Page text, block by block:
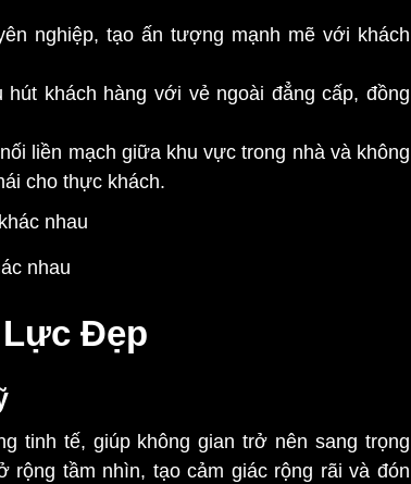
nghiệp, tạo ấn tượng mạnh mẽ với khách
hút khách hàng với vẻ ngoài đẳng cấp, đồng
liền mạch giữa khu vực trong nhà và không
cho thực khách.
nhau
Đẹp
tinh tế, giúp không gian trở nên sang trọng
tầm nhìn, tạo cảm giác rộng rãi và đón